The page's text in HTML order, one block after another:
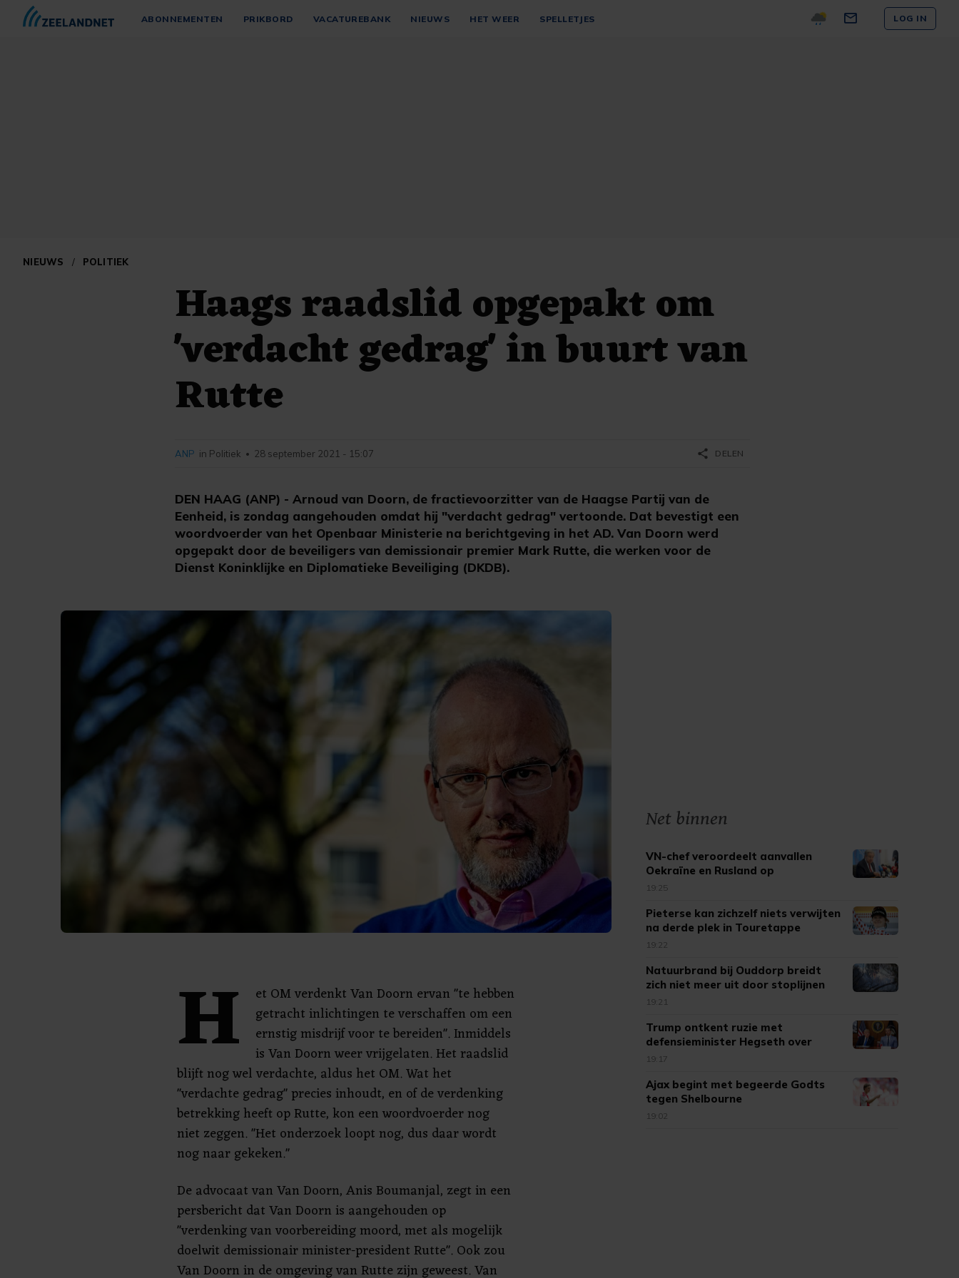
ABONNEMENTEN PRIKBORD VACATUREBANK NIEUWS HET WEER SPELLETJES LOG IN
NIEUWS / POLITIEK
Haags raadslid opgepakt om
'verdacht gedrag' in buurt van
Rutte
DEN HAAG (ANP) - Arnoud van Doorn, de fractievoorzitter van de Haagse Partij van de
Eenheid, is zondag aangehouden omdat hij "verdacht gedrag" vertoonde. Dat bevestigt een
woordvoerder van het Openbaar Ministerie na berichtgeving in het AD. Van Doorn werd
opgepakt door de beveiligers van demissionair premier Mark Rutte, die werken voor de
Dienst Koninklijke en Diplomatieke Beveiliging (DKDB).
ANP in Politiek • 28 september 2021 - 15:07 share DELEN
H
et OM verdenkt Van Doorn ervan "te hebben
getracht inlichtingen te verschaffen om een
ernstig misdrijf voor te bereiden". Inmiddels
is Van Doorn weer vrijgelaten. Het raadslid
blijft nog wel verdachte, aldus het OM. Wat het
"verdachte gedrag" precies inhoudt, en of de verdenking
betrekking heeft op Rutte, kon een woordvoerder nog
niet zeggen. "Het onderzoek loopt nog, dus daar wordt
nog naar gekeken."
De advocaat van Van Doorn, Anis Boumanjal, zegt in een
persbericht dat Van Doorn is aangehouden op
"verdenking van voorbereiding moord, met als mogelijk
doelwit demissionair minister-president Rutte". Ook zou
Van Doorn in de omgeving van Rutte zijn geweest. Van
Net binnen
VN-chef veroordeelt aanvallen
Oekraïne en Rusland op
burgerdoelen
19:25
Pieterse kan zichzelf niets verwijten
na derde plek in Touretappe
19:22
Natuurbrand bij Ouddorp breidt
zich niet meer uit door stoplijnen
19:21
Trump ontkent ruzie met
defensieminister Hegseth over
munitie
19:17
Ajax begint met begeerde Godts
tegen Shelbourne
19:02